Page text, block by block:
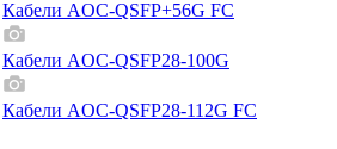
Кабели AOC-QSFP+56G FC
Кабели AOC-QSFP28-100G
Кабели AOC-QSFP28-112G FC